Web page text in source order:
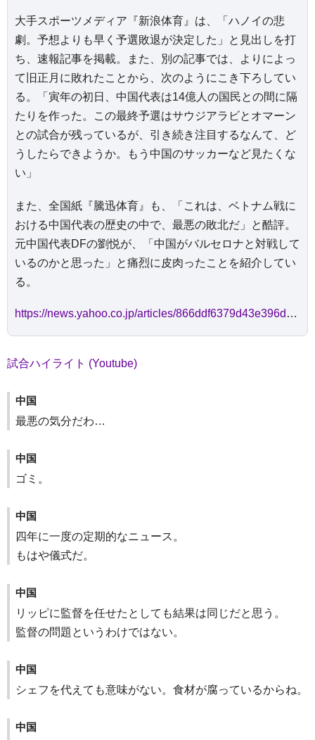
大手スポーツメディア『新浪体育』は、「ハノイの悲
劇。予想よりも早く予選敗退が決定した」と見出しを打
ち、速報記事を掲載。また、別の記事では、よりによっ
て旧正月に敗れたことから、次のようにこき下ろしてい
る。「寅年の初日、中国代表は14億人の国民との間に隔
たりを作った。この最終予選はサウジアラビとオマーン
との試合が残っているが、引き続き注目するなんて、ど
うしたらできようか。もう中国のサッカーなど見たくな
い」
また、全国紙『騰迅体育』も、「これは、ベトナム戦に
おける中国代表の歴史の中で、最悪の敗北だ」と酷評。
元中国代表DFの劉悦が、「中国がバルセロナと対戦して
いるのかと思った」と痛烈に皮肉ったことを紹介してい
る。
https://news.yahoo.co.jp/articles/866ddf6379d43e396da52d65bfda4657f18bd582
試合ハイライト (Youtube)
中国
最悪の気分だわ…
中国
ゴミ。
中国
四年に一度の定期的なニュース。
もはや儀式だ。
中国
リッピに監督を任せたとしても結果は同じだと思う。
監督の問題というわけではない。
中国
シェフを代えても意味がない。食材が腐っているからね。
中国